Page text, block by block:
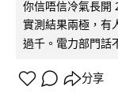
你信唔信冷氣長開
實測結果兩極，有
過千。電力部門話
分享